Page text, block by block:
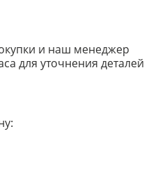
и наш менеджер
для уточнения деталей